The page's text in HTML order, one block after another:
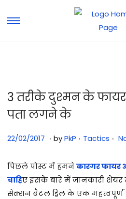
3 तरीके दुश्मन के
पता लगने के
Posted on
22/02/2017 3
/
0
7
. byPkP . Posted in
Tactics .
पिछले पोस्ट में हमनेकारगर फायर
चाहिए इसके बारे में जानकारी शेयर
सेक्शन बैटल ड्रिल के एक